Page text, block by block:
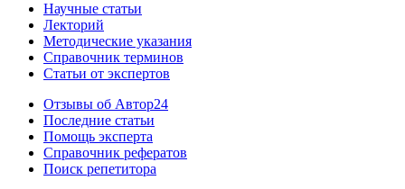
Научные статьи
Лекторий
Методические указания
Справочник терминов
Статьи от экспертов
Отзывы об Автор24
Последние статьи
Помощь эксперта
Справочник рефератов
Поиск репетитора